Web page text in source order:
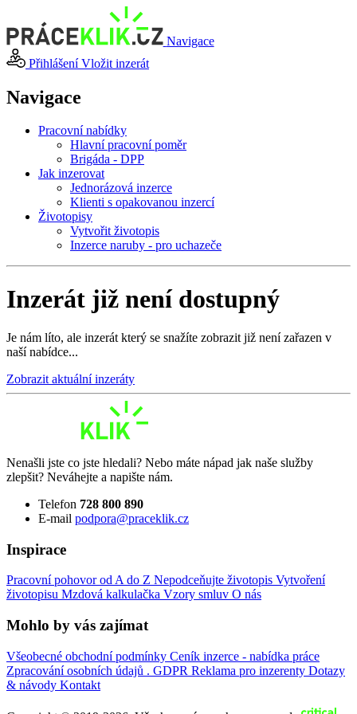
Navigace
PřihlášeníVložit inzerát
Navigace
Pracovní nabídky
Hlavní pracovní poměr
Brigáda - DPP
Jak inzerovat
Jednorázová inzerce
Klienti s opakovanou inzercí
Životopisy
Vytvořit životopis
Inzerce naruby - pro uchazeče
Inzerát již není dostupný
Je nám líto, ale inzerát který se snažíte zobrazit již není zařazen v
naší nabídce...
Zobrazit aktuální inzeráty
Nenašli jste co jste hledali? Nebo máte nápad jak naše služby
zlepšit? Neváhejte a napište nám.
Telefon 728 800 890
E-mail podpora@praceklik.cz
Inspirace
Pracovní pohovor od A do Z Nepodceňujte životopis Vytvoření
životopisu Mzdová kalkulačka Vzory smluv O nás
Mohlo by vás zajímat
Všeobecné obchodní podmínky Ceník inzerce - nabídka práce
Zpracování osobních údajů . GDPR Reklama pro inzerenty Dotazy
& návody Kontakt